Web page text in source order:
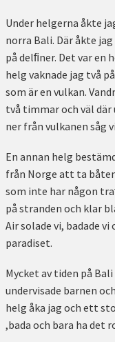
Under helgerna åkte
norra Bali. Där åkte
på delﬁner. Det var en
helg vaknade jag två
som är en vulkan.
två timmar och väl där
ner från vulkanen såg
En annan helg
från Norge att ta
som inte har någon
på stranden och klar
Air solade vi, badade
paradiset.
Mycket av tiden på
undervisade barnen
helg åka jag och ett
,bada och bara ha det